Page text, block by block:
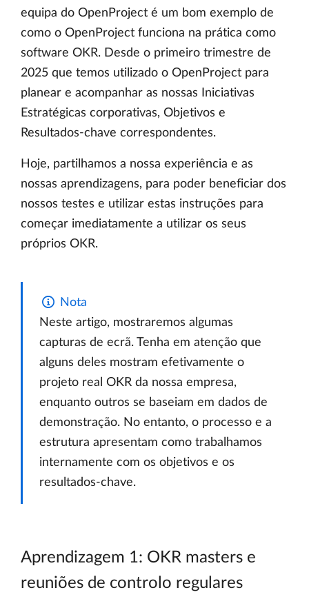
equipa do OpenProject é um bom exemplo de
como o OpenProject funciona na prática como
software OKR. Desde o primeiro trimestre de
2025 que temos utilizado o OpenProject para
planear e acompanhar as nossas Iniciativas
Estratégicas corporativas, Objetivos e
Resultados-chave correspondentes.
Hoje, partilhamos a nossa experiência e as
nossas aprendizagens, para poder beneficiar dos
nossos testes e utilizar estas instruções para
começar imediatamente a utilizar os seus
próprios OKR.
Nota
Neste artigo, mostraremos algumas
capturas de ecrã. Tenha em atenção que
alguns deles mostram efetivamente o
projeto real OKR da nossa empresa,
enquanto outros se baseiam em dados de
demonstração. No entanto, o processo e a
estrutura apresentam como trabalhamos
internamente com os objetivos e os
resultados-chave.
Aprendizagem 1: OKR masters e
reuniões de controlo regulares